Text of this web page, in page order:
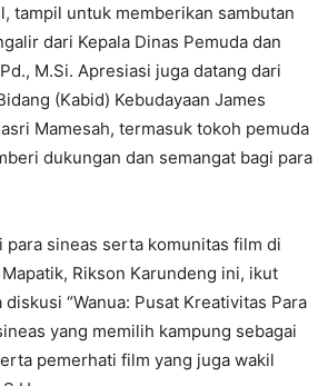
tampil untuk memberikan sambutan
dari Kepala Dinas Pemuda dan
M.Si. Apresiasi juga datang dari
(Kabid) Kebudayaan James
Mamesah, termasuk tokoh pemuda
dukungan dan semangat bagi para
para sineas serta komunitas film di
Rikson Karundeng ini, ikut
“Wanua: Pusat Kreativitas Para
yang memilih kampung sebagai
pemerhati film yang juga wakil